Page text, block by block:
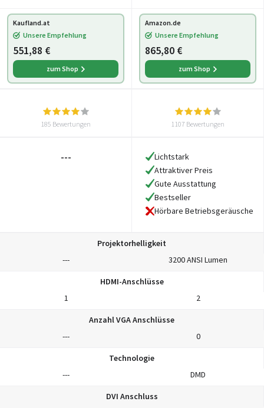
(802.11ac), High Dynamic
Range 10+ (HDR10 Plus),
Hybrid Log-Gamma
optischer Zoom, HDR)
Weiß
Kaufland.at
Unsere Empfehlung
551,88 €
zum Shop
Amazon.de
Unsere Empfehlung
865,80 €
zum Shop
185 Bewertungen 1107 Bewertungen
---
Lichtstark
Attraktiver Preis
Gute Ausstattung
Bestseller
Hörbare Betriebsgeräusche
Projektorhelligkeit
---
3200 ANSI Lumen
HDMI-Anschlüsse
1
2
Anzahl VGA Anschlüsse
---
0
Technologie
---
DMD
DVI Anschluss